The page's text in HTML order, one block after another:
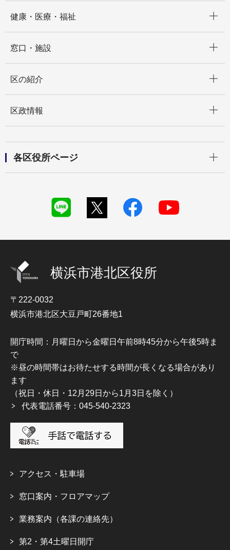
健康・医療・福祉
窓口・施設
区の紹介
区政情報
各区役所ページ
横浜市港北区役所
〒222-0032
横浜市港北区大豆戸町26番地1
開庁時間：月曜日から金曜日午前8時45分から午後5時ま
で
※昼の時間帯はお待たせする時間が長くなる場合があり
ます
（祝日・休日・12月29日から1月3日を除く）
代表電話番号：045-540-2323
アクセス・駐車場
窓口案内・フロアマップ
業務案内（各課の連絡先）
第2・第4土曜日開庁